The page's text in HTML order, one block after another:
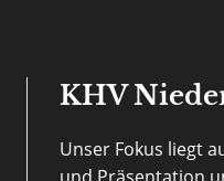
KHV
Unser Fokus liegt